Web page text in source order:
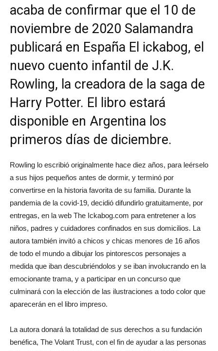
acaba de confirmar que el 10 de
noviembre de 2020 Salamandra
publicará en España El ickabog, el
nuevo cuento infantil de J.K.
Rowling, la creadora de la saga de
Harry Potter. El libro estará
disponible en Argentina los
primeros días de diciembre.
Rowling lo escribió originalmente hace diez años, para leérselo
a sus hijos pequeños antes de dormir, y terminó por
convertirse en la historia favorita de su familia. Durante la
pandemia de la covid-19, decidió difundirlo gratuitamente, por
entregas, en la web The Ickabog.com para entretener a los
niños, padres y cuidadores confinados en sus domicilios. La
autora también invitó a chicos y chicas menores de 16 años
de todo el mundo a dibujar los pintorescos personajes a
medida que iban descubriéndolos y se iban involucrando en la
emocionante trama, y a participar en un concurso que
culminará con la elección de las ilustraciones a todo color que
aparecerán en el libro impreso.
La autora donará la totalidad de sus derechos a su fundación
benéfica, The Volant Trust, con el fin de ayudar a las personas